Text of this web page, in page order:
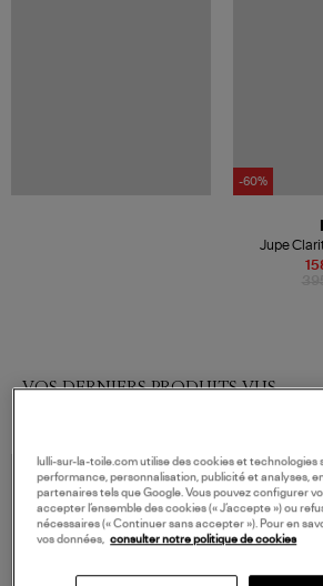
-60%
Jupe
VOS DERNIERS PRODUITS VUS
lulli-sur-la-toile.com utilise des cookies et technologies
performance, personnalisation, publicité et analyses,
partenaires tels que Google. Vous pouvez configurer
accepter l’ensemble des cookies (« J’accepte ») ou
nécessaires (« Continuer sans accepter »). Pour en
vos données, consulter notre politique de cookies